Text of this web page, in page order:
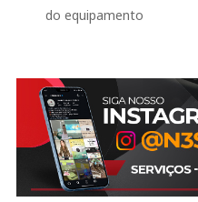
do equipamento